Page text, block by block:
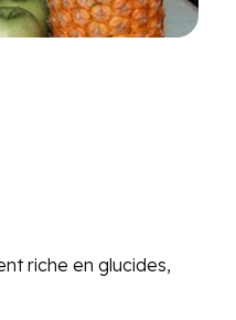
riche en glucides,